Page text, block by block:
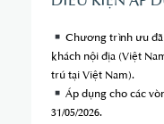
Chương trình ưu
khách nội địa (Việt
trú tại Việt Nam).
Áp dụng cho các
31/05/2026.